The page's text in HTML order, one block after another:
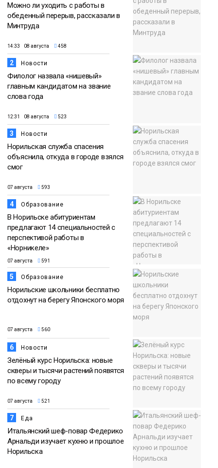
Можно ли уходить с работы в
обеденный перерыв, рассказали в
Минтруда
14:33 08 августа 458
2 Новости
Филолог назвала «нишевый»
главным кандидатом на звание
слова года
12:31 08 августа 523
3 Новости
Норильская служба спасения
объяснила, откуда в городе взялся
смог
07 августа 593
4 Образование
В Норильске абитуриентам
предлагают 14 специальностей с
перспективой работы в
«Норникеле»
07 августа 591
5 Образование
Норильские школьники бесплатно
отдохнут на берегу Японского моря
07 августа 560
6 Новости
Зелёный курс Норильска: новые
скверы и тысячи растений появятся
по всему городу
07 августа 521
7 Еда
Итальянский шеф-повар Федерико
Арнальди изучает кухню и прошлое
Норильска